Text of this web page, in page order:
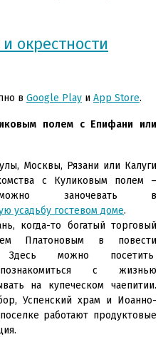
окрестности
в Google Play и App Store.
полем с Епифани или
Москвы, Рязани или Калуги
с Куликовым полем –
заночевать в
усадьбу гостевом доме.
когда-то богатый торговый
Платоновым в повести
можно посетить
с жизнью
на купеческом чаепитии.
Успенский храм и Иоанно-
работают продуктовые